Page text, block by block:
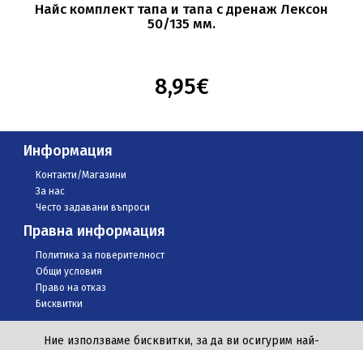
Найс комплект тапа и тапа с дренаж Лексон
50/135 мм.
8,95€
Информация
Контакти/Магазини
За нас
Често задавани въпроси
Правна информация
Политика за поверителност
Общи условия
Право на отказ
Бисквитки
Ние използваме бисквитки, за да ви осигурим най-